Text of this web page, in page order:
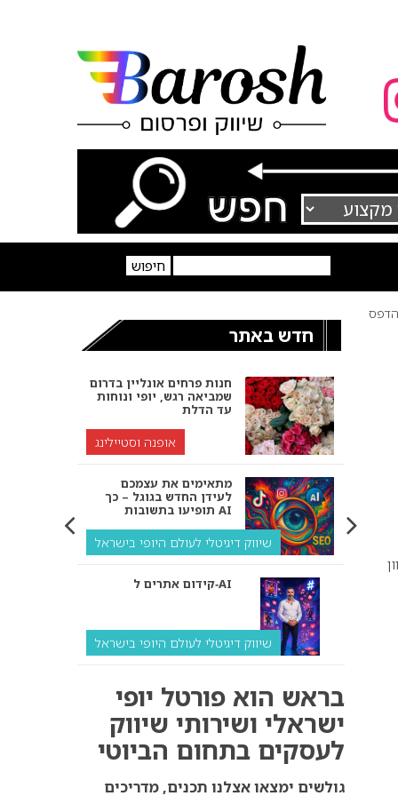
הדפס
ממגוון
חדש באתר
חנות פרחים אונליין בדרום
שמביאה רגש, יופי ונוחות
עד הדלת
אופנה וסטיילינג
מתאימים את עצמכם
לעידן החדש בגוגל – כך
תופיעו בתשובות AI
שיווק דיגיטלי לעולם היופי בישראל
קידום אתרים ל‑AI
שיווק דיגיטלי לעולם היופי בישראל
ולמה העסק שלך צריך
שיווק דיגיטלי לעסקים
קידום ל‑AI לעומת קידום
בראש הוא פורטל יופי
ישראלי ושירותי שיווק
לעסקים בתחום הביוטי
גולשים ימצאו אצלנו תכנים, מדריכים